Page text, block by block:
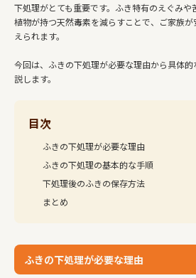
下処理がとても重要です。ふき特有のえぐみや
植物が持つ天然毒素を減らすことで、ご家族
えられます。
今回は、ふきの下処理が必要な理由から具体
説します。
目次
ふきの下処理が必要な理由
ふきの下処理の基本的な手順
下処理後のふきの保存方法
まとめ
ふきの下処理が必要な理由